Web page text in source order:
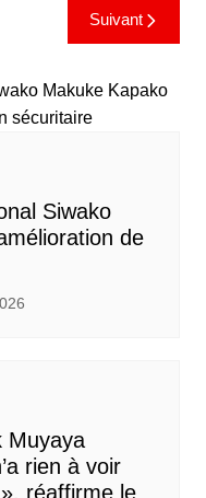
Suivant
Siwako
de
Muyaya
rien à voir
réaffirme le